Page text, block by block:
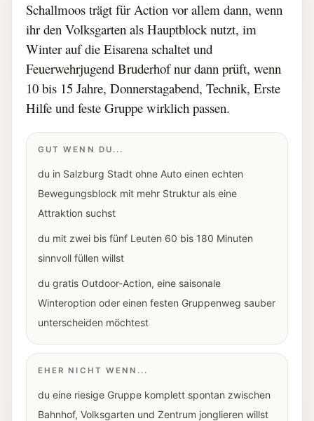
Schallmoos trägt für Action vor allem dann, wenn
ihr den Volksgarten als Hauptblock nutzt, im
Winter auf die Eisarena schaltet und
Feuerwehrjugend Bruderhof nur dann prüft, wenn
10 bis 15 Jahre, Donnerstagabend, Technik, Erste
Hilfe und feste Gruppe wirklich passen.
GUT WENN DU...
du in Salzburg Stadt ohne Auto einen echten
Bewegungsblock mit mehr Struktur als eine
Attraktion suchst
du mit zwei bis fünf Leuten 60 bis 180 Minuten
sinnvoll füllen willst
du gratis Outdoor-Action, eine saisonale
Winteroption oder einen festen Gruppenweg sauber
unterscheiden möchtest
EHER NICHT WENN...
du eine riesige Gruppe komplett spontan zwischen
Bahnhof, Volksgarten und Zentrum jonglieren willst